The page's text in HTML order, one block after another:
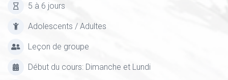
5 à 6 jours
Adolescents / Adultes
Leçon de groupe
Début du cours: Dimanche et Lundi